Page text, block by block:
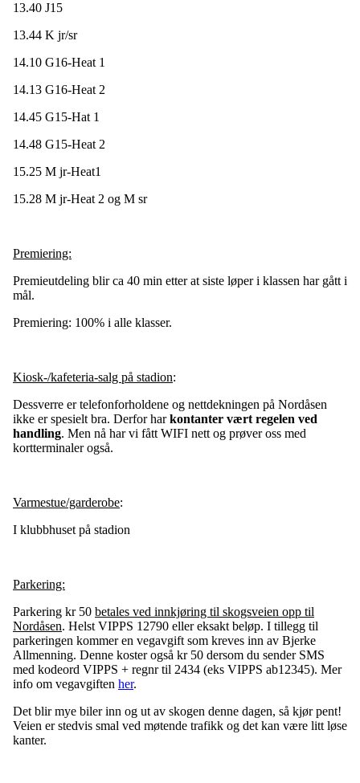
13.40 J15
13.44 K jr/sr
14.10 G16-Heat 1
14.13 G16-Heat 2
14.45 G15-Hat 1
14.48 G15-Heat 2
15.25 M jr-Heat1
15.28 M jr-Heat 2 og M sr
Premiering:
Premieutdeling blir ca 40 min etter at siste løper i klassen har gått i
mål.
Premiering: 100% i alle klasser.
Kiosk-/kafeteria-salg på stadion:
Dessverre er telefonforholdene og nettdekningen på Nordåsen
ikke er spesielt bra. Derfor harkontanter vært regelen ved
handling. Men nå har vi fått WIFI nett og prøver oss med
kortterminaler også.
Varmestue/garderobe:
I klubbhuset på stadion
Parkering:
Parkering kr 50 betales ved innkjøring til skogsveien opp til
Nordåsen. Helst VIPPS 12790 eller eksakt beløp. I tillegg til
parkeringen kommer en vegavgift som kreves inn av Bjerke
Allmenning. Denne koster også kr 50 dersom du sender SMS
med kodeord VIPPS + regnr til 2434 (eks VIPPS ab12345). Mer
info om vegavgiften her.
Det blir mye biler inn og ut av skogen denne dagen, så kjør pent!
Veien er stedvis smal ved møtende trafikk og det kan være litt løse
kanter.